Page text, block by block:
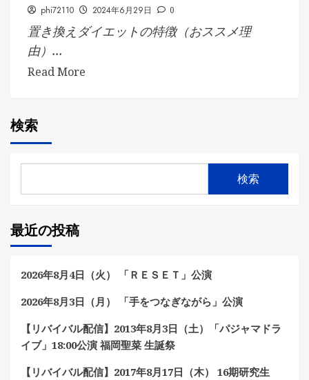
phi72110 2024年6月29日 0
置き換えダイエットの特徴（おススメ理
由）...
Read More
検索
検索
最近の投稿
2026年8月4日（火） 「ＲＥＳＥＴ」公演
2026年8月3日（月） 「手をつなぎながら」公演
【リバイバル配信】2013年8月3日（土）「パジャマドラ
イブ」18:00公演 福岡聖菜 生誕祭
【リバイバル配信】2017年8月17日（木） 16期研究生